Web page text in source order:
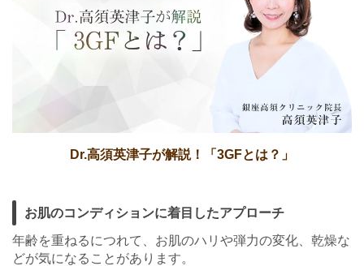
Dr.高須英津子が解説！「3GFとは？」
お肌のコンディションに着目したアプローチ
年齢を重ねるにつれて、お肌のハリや弾力の変化、乾燥な
どが気になることがあります。